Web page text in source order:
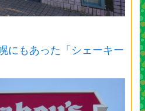
にもあった「シェーキー